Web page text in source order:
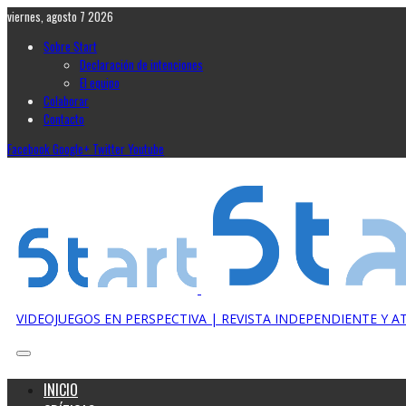
viernes, agosto 7 2026
Sobre Start
Declaración de intenciones
El equipo
Colaborar
Contacto
FacebookGoogle+ TwitterYoutube
VIDEOJUEGOS EN PERSPECTIVA | REVISTA INDEPENDIENTE Y
INICIO